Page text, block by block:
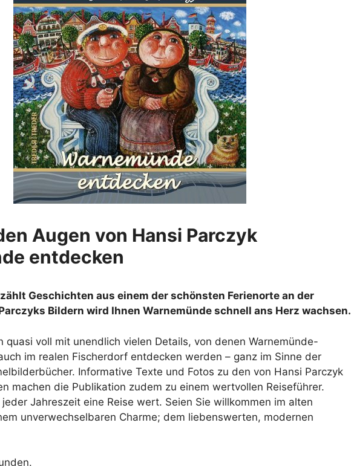
Augen von Hansi Parczyk
entdecken
Geschichten aus einem der schönsten Ferienorte an der
Bildern wird Ihnen Warnemünde schnell ans Herz wachsen.
quasi voll mit unendlich vielen Details, von denen Warnemünde-
im realen Fischerdorf entdecken werden – ganz im Sinne der
Informative Texte und Fotos zu den von Hansi Parczyk
machen die Publikation zudem zu einem wertvollen Reiseführer.
Jahreszeit eine Reise wert. Seien Sie willkommen im alten
unverwechselbaren Charme; dem liebenswerten, modernen